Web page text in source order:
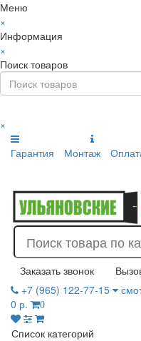
Меню
×
Информация
×
Поиск товаров
×
Гарантия
Монтаж
Заказать звонок
+7 (965) 122-77-15
0 р.
0
Список категорий